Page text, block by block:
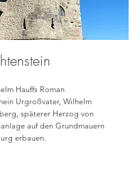
Hauffs Roman
Urgroßvater, Wilhelm
späterer Herzog von
auf den Grundmauern
erbauen.